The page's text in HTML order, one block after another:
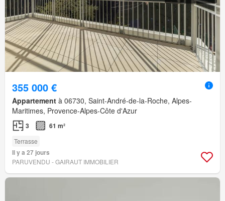
355 000 €
Appartement à 06730, Saint-André-de-la-Roche, Alpes-
Maritimes, Provence-Alpes-Côte d'Azur
3 61 m²
Terrasse
Il y a 27 jours
PARUVENDU - GAIRAUT IMMOBILIER